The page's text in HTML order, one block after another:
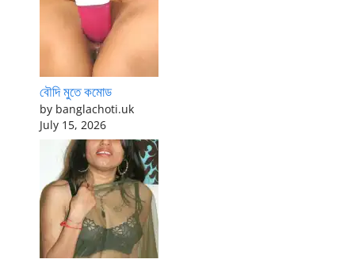
বৌদি মুতে কমোড
by banglachoti.uk
July 15, 2026